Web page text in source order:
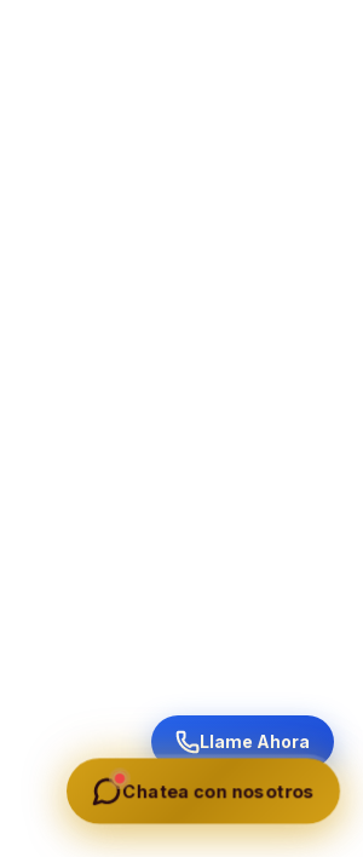
Llame Ahora
Chatea con nosotros